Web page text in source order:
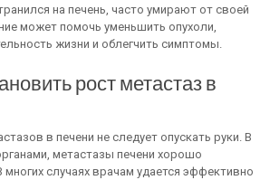
на печень, часто умирают от своей
может помочь уменьшить опухоли,
жизни и облегчить симптомы.
рост метастаз в
в печени не следует опускать руки. В
метастазы печени хорошо
случаях врачам удается эффективно